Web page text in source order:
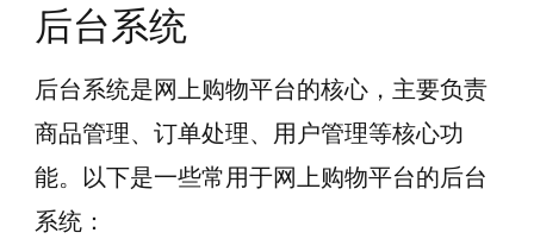
后台系统
后台系统是网上购物平台的核心，主要负责
商品管理、订单处理、用户管理等核心功
能。以下是一些常用于网上购物平台的后台
系统：